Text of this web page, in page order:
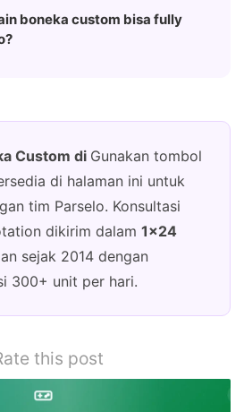
boneka custom bisa fully
Custom di Gunakan tombol
di halaman ini untuk
tim Parselo. Konsultasi
dikirim dalam 1×24
sejak 2014 dengan
300+ unit per hari.
this post